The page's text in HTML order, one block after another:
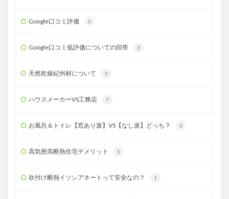
Google口コミ評価 5
Google口コミ低評価についての回答 3
天然乾燥紀州材について 5
ハウスメーカーVS工務店 7
お風呂＆トイレ【窓あり派】VS【なし派】どっち？ 3
高気密高断熱住宅デメリット 5
吹付け断熱イソシアネートって安全なの？ 1